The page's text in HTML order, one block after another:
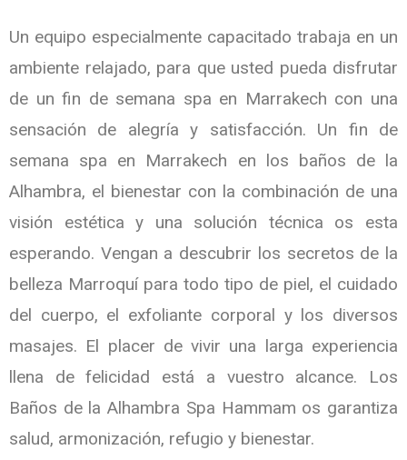
Un equipo especialmente capacitado trabaja en un
ambiente relajado, para que usted pueda disfrutar
de un fin de semana spa en Marrakech con una
sensación de alegría y satisfacción. Un fin de
semana spa en Marrakech en los baños de la
Alhambra, el bienestar con la combinación de una
visión estética y una solución técnica os esta
esperando. Vengan a descubrir los secretos de la
belleza Marroquí para todo tipo de piel, el cuidado
del cuerpo, el exfoliante corporal y los diversos
masajes. El placer de vivir una larga experiencia
llena de felicidad está a vuestro alcance. Los
Baños de la Alhambra Spa Hammam os garantiza
salud, armonización, refugio y bienestar.